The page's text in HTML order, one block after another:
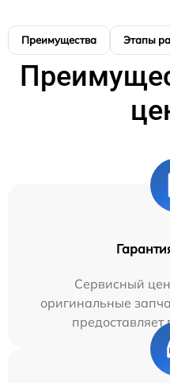
Преимущества Этапы
Сервисный
оригинальные
предоставляет